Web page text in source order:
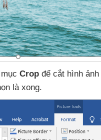
Crop để cắt hình ảnh
là xong.